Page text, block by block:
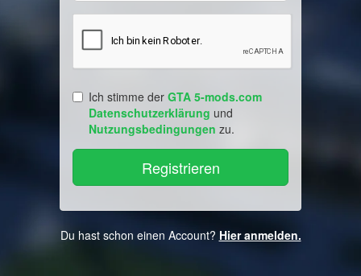
Ich stimme der GTA 5-mods.com
Datenschutzerklärung und
Nutzungsbedingungen zu.
Du hast schon einen Account? Hier anmelden.